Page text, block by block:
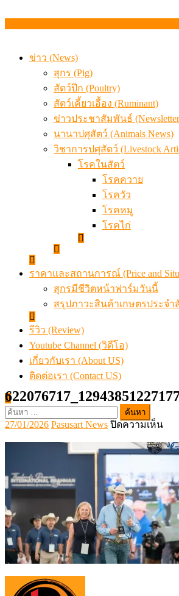
ข่าว (News)
สุกร (Pig)
สัตว์ปีก (Poultry)
สัตว์เคี้ยวเอื้อง (Ruminant)
ข่าวประชาสัมพันธ์
นานาปศุสัตว์ (Animals News)
วิชาการปศุสัตว์ (Livestock
โรคในสัตว์
โรคควาย
โรควัว
โรคหมู
โรคไก่
ราคาและสถานการณ์ (Price and
สุกรมีชีวิตหน้าฟาร์มวันนี้
สรุปภาวะสินค้าเกษตรประจำ
รีวิว (Review)
Youtube Channel (วิดีโอ)
เกี่ยวกับเรา (About US)
ติดต่อเรา (Contact US)
ค้นหา
สำหรับ:
Posted
on
27/01/2026Author
Pasusart News ปิดความเห็นบน